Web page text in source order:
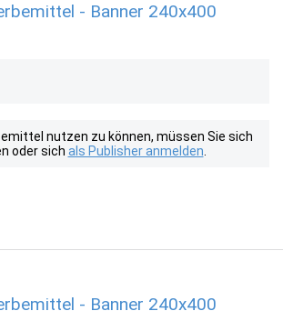
- Banner 240x400
nutzen zu können, müssen Sie sich
oder sich als Publisher anmelden
- Banner 240x400